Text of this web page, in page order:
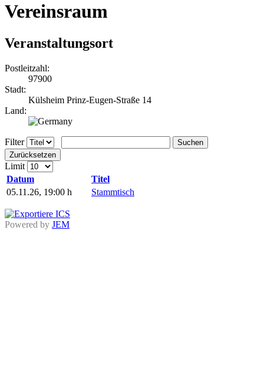
Vereinsraum
Veranstaltungsort
Postleitzahl:
97900
Stadt:
Külsheim Prinz-Eugen-Straße 14
Land:
Filter
Suchen
Zurücksetzen
Limit
Datum
Titel
05.11.26, 19:00 h Stammtisch
Powered by JEM